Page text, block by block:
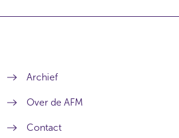
Archief
Over de AFM
Contact